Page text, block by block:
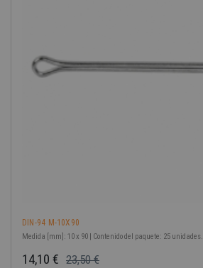
DIN-94 M-10X90
Medida [mm]: 10 x 90 | Contenido del paquete: 25 unidades.
23,50 €
14,10 €